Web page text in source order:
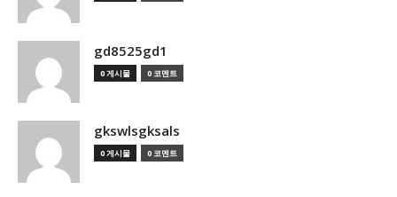
gd8525gd1
0 게시물 0 코멘트
gkswlsgksals
0 게시물 0 코멘트